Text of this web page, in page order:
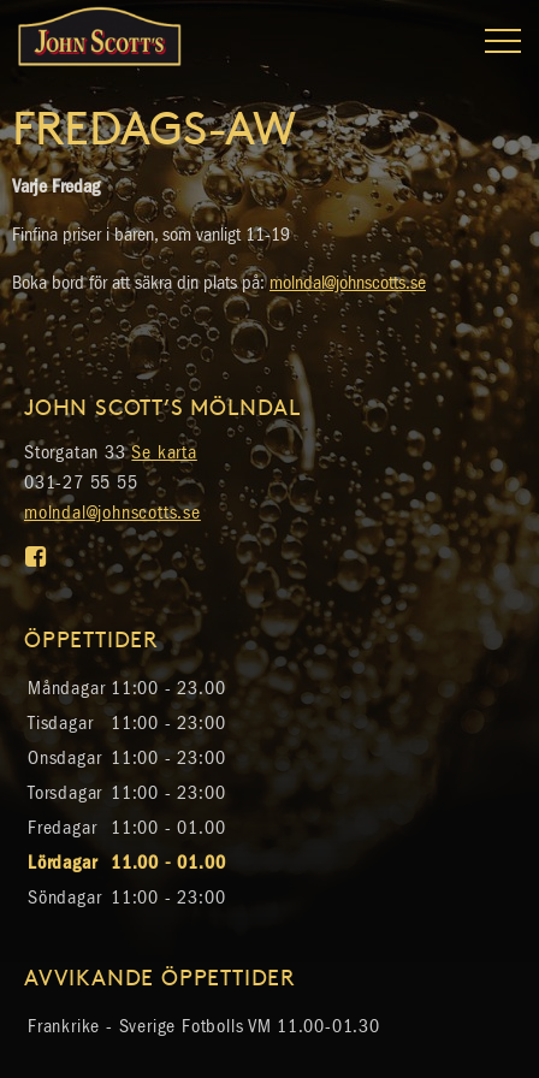
FREDAGS-AW
Varje Fredag
Finfina priser i baren, som vanligt 11-19
Boka bord för att säkra din plats på:molndal@johnscotts.se
JOHN SCOTT’S MÖLNDAL
Storgatan 33Se karta
031-27 55 55
molndal@johnscotts.se
ÖPPETTIDER
Måndagar 11:00 - 23.00
Tisdagar
11:00 - 23:00
Onsdagar 11:00 - 23:00
Torsdagar 11:00 - 23:00
Fredagar
11:00 - 01.00
Lördagar
11.00 - 01.00
Söndagar 11:00 - 23:00
AVVIKANDE ÖPPETTIDER
Frankrike - Sverige Fotbolls VM 11.00-01.30